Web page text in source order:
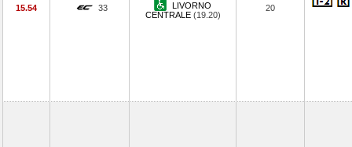
15.54 33
LIVORNO
CENTRALE (19.20)
20